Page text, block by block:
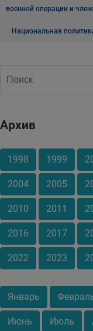
военной операции и
Национальная
Архив
1998 1999
2004 2005
2010 2011
2016 2017
2022 2023
Январь
Июнь Июль